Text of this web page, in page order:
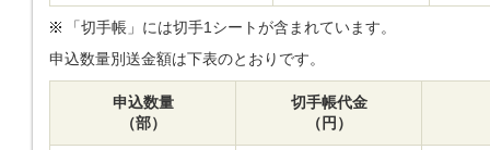
「切手帳」には切手1シートが含まれています。
申込数量別送金額は下表のとおりです。
申込数量
（部）
切手帳代金
（円）